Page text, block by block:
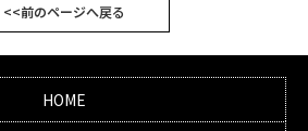
<<前のページへ戻る
HOME